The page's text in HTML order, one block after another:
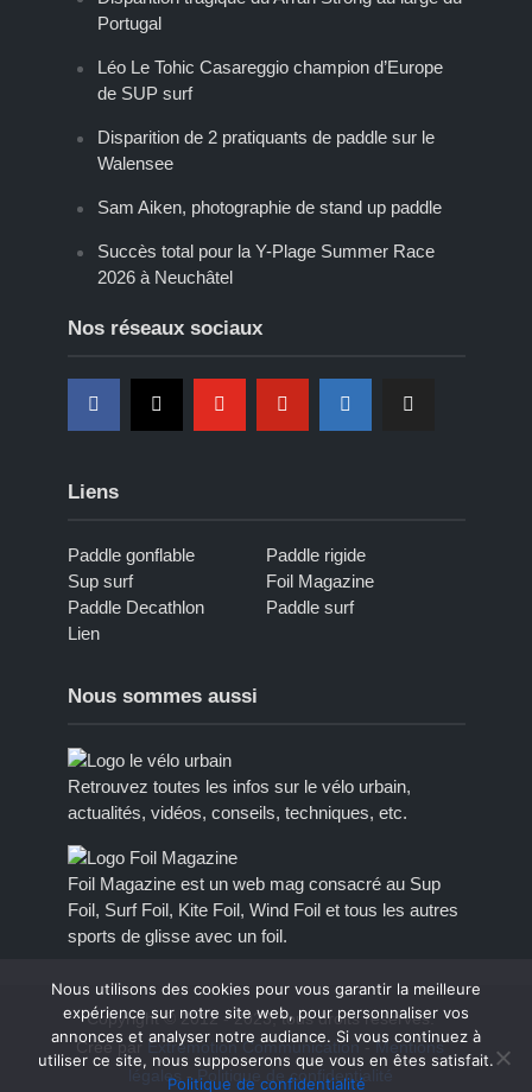
Portugal
Léo Le Tohic Casareggio champion d’Europe
de SUP surf
Disparition de 2 pratiquants de paddle sur le
Walensee
Sam Aiken, photographie de stand up paddle
Succès total pour la Y-Plage Summer Race
2026 à Neuchâtel
Nos réseaux sociaux
Liens
Paddle gonflable
Paddle rigide
Sup surf
Foil Magazine
Paddle Decathlon
Paddle surf
Lien
Nous sommes aussi
Retrouvez toutes les infos sur le vélo urbain,
actualités, vidéos, conseils, techniques, etc.
Foil Magazine est un web mag consacré au Sup
Foil, Surf Foil, Kite Foil, Wind Foil et tous les autres
sports de glisse avec un foil.
Copyright © 2012 - 2023, tous droits réservés.
Créé par Extremotion Communication-Mentions
légales
-Politique de confidentialité
Nous utilisons des cookies pour vous garantir la meilleure
expérience sur notre site web, pour personnaliser vos
annonces et analyser notre audiance. Si vous continuez à
utiliser ce site, nous supposerons que vous en êtes satisfait.
Politique de confidentialité